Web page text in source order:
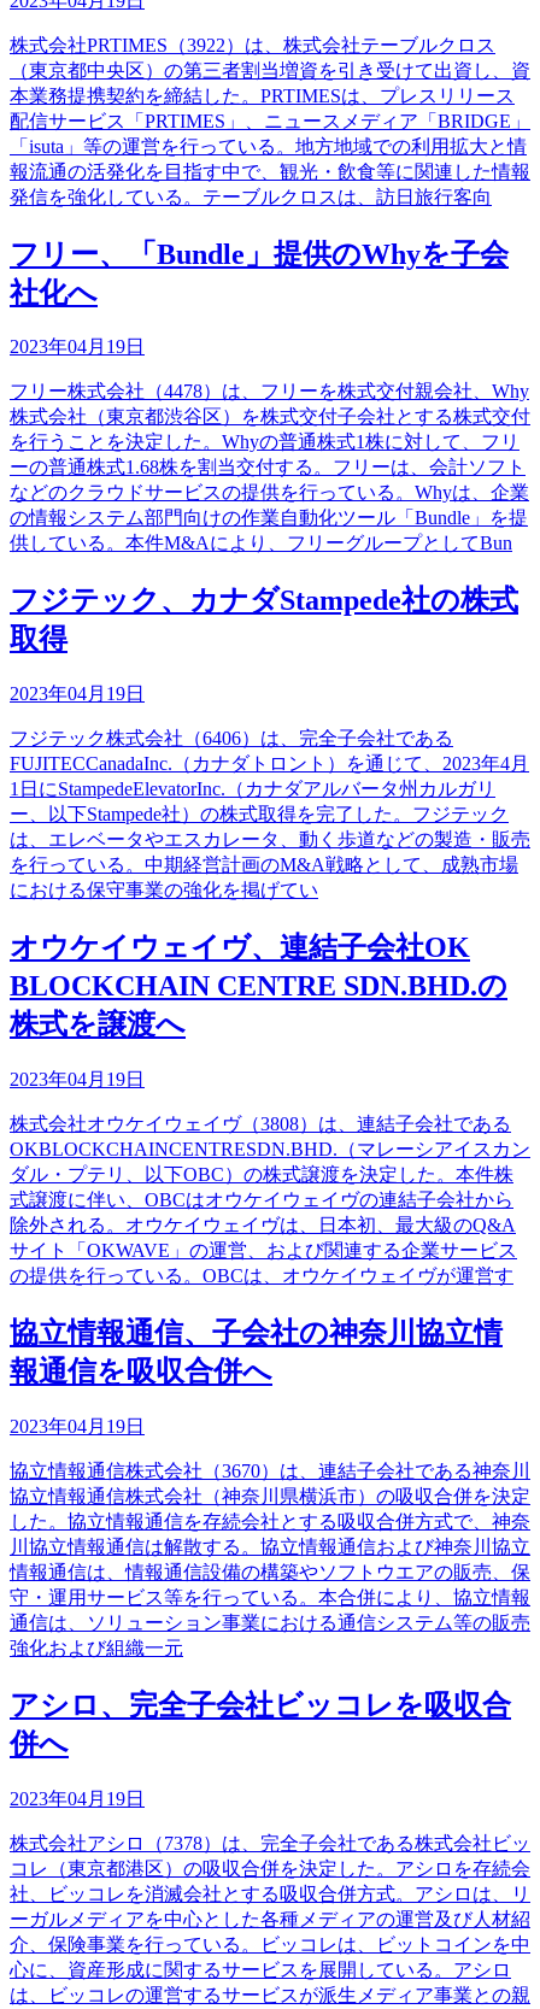
株式会社PRTIMES（3922）は、株式会社テーブルクロス
（東京都中央区）の第三者割当増資を引き受けて出資し、資
本業務提携契約を締結した。PRTIMESは、プレスリリース
配信サービス「PRTIMES」、ニュースメディア「BRIDGE」
「isuta」等の運営を行っている。地方地域での利用拡大と情
報流通の活発化を目指す中で、観光・飲食等に関連した情報
発信を強化している。テーブルクロスは、訪日旅行客向
フリー、「Bundle」提供のWhyを子会
社化へ
2023年04月19日
フリー株式会社（4478）は、フリーを株式交付親会社、Why
株式会社（東京都渋谷区）を株式交付子会社とする株式交付
を行うことを決定した。Whyの普通株式1株に対して、フリ
ーの普通株式1.68株を割当交付する。フリーは、会計ソフト
などのクラウドサービスの提供を行っている。Whyは、企業
の情報システム部門向けの作業自動化ツール「Bundle」を提
供している。本件M&Aにより、フリーグループとしてBun
フジテック、カナダStampede社の株式
取得
2023年04月19日
フジテック株式会社（6406）は、完全子会社である
FUJITECCanadaInc.（カナダトロント）を通じて、2023年4月
1日にStampedeElevatorInc.（カナダアルバータ州カルガリ
ー、以下Stampede社）の株式取得を完了した。フジテック
は、エレベータやエスカレータ、動く歩道などの製造・販売
を行っている。中期経営計画のM&A戦略として、成熟市場
における保守事業の強化を掲げてい
オウケイウェイヴ、連結子会社OK
BLOCKCHAIN CENTRE SDN.BHD.の
株式を譲渡へ
2023年04月19日
株式会社オウケイウェイヴ（3808）は、連結子会社である
OKBLOCKCHAINCENTRESDN.BHD.（マレーシアイスカン
ダル・プテリ、以下OBC）の株式譲渡を決定した。本件株
式譲渡に伴い、OBCはオウケイウェイヴの連結子会社から
除外される。オウケイウェイヴは、日本初、最大級のQ&A
サイト「OKWAVE」の運営、および関連する企業サービス
の提供を行っている。OBCは、オウケイウェイヴが運営す
協立情報通信、子会社の神奈川協立情
報通信を吸収合併へ
2023年04月19日
協立情報通信株式会社（3670）は、連結子会社である神奈川
協立情報通信株式会社（神奈川県横浜市）の吸収合併を決定
した。協立情報通信を存続会社とする吸収合併方式で、神奈
川協立情報通信は解散する。協立情報通信および神奈川協立
情報通信は、情報通信設備の構築やソフトウエアの販売、保
守・運用サービス等を行っている。本合併により、協立情報
通信は、ソリューション事業における通信システム等の販売
強化および組織一元
アシロ、完全子会社ビッコレを吸収合
併へ
2023年04月19日
株式会社アシロ（7378）は、完全子会社である株式会社ビッ
コレ（東京都港区）の吸収合併を決定した。アシロを存続会
社、ビッコレを消滅会社とする吸収合併方式。アシロは、リ
ーガルメディアを中心とした各種メディアの運営及び人材紹
介、保険事業を行っている。ビッコレは、ビットコインを中
心に、資産形成に関するサービスを展開している。アシロ
は、ビッコレの運営するサービスが派生メディア事業との親